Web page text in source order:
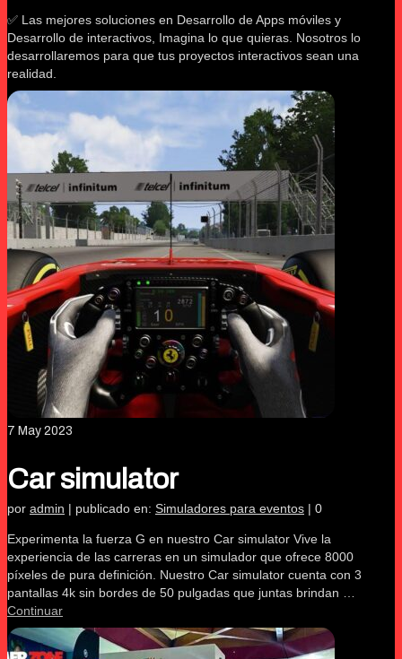
✅ Las mejores soluciones en Desarrollo de Apps móviles y
Desarrollo de interactivos, Imagina lo que quieras. Nosotros lo
desarrollaremos para que tus proyectos interactivos sean una
realidad.
7 May 2023
Car simulator
por admin | publicado en: Simuladores para eventos | 0
Experimenta la fuerza G en nuestro Car simulator Vive la
experiencia de las carreras en un simulador que ofrece 8000
píxeles de pura definición. Nuestro Car simulator cuenta con 3
pantallas 4k sin bordes de 50 pulgadas que juntas brindan …
Continuar